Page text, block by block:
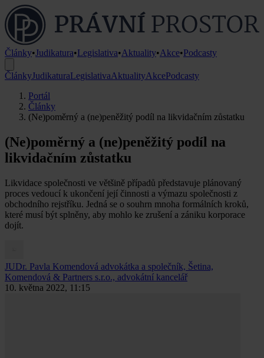
Články•Judikatura•Legislativa•Aktuality•Akce•Podcasty
ČlánkyJudikaturaLegislativaAktualityAkcePodcasty
Portál
Články
(Ne)poměrný a (ne)peněžitý podíl na likvidačním zůstatku
(Ne)poměrný a (ne)peněžitý podíl na
likvidačním zůstatku
Likvidace společnosti ve většině případů představuje plánovaný
proces vedoucí k ukončení její činnosti a výmazu společnosti z
obchodního rejstříku. Jedná se o souhrn mnoha formálních kroků,
které musí být splněny, aby mohlo ke zrušení a zániku korporace
dojít.
JUDr. Pavla Komendová advokátka a společník, Šetina,
Komendová & Partners s.r.o., advokátní kancelář
10. května 2022, 11:15